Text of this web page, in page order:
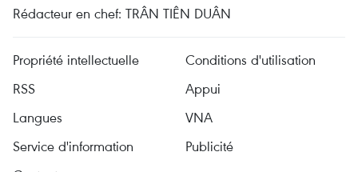
Rédacteur en chef: TRÂN TIÊN DUÂN
Propriété intellectuelle
Conditions d'utilisation
RSS
Appui
Langues
VNA
Service d'information
Publicité